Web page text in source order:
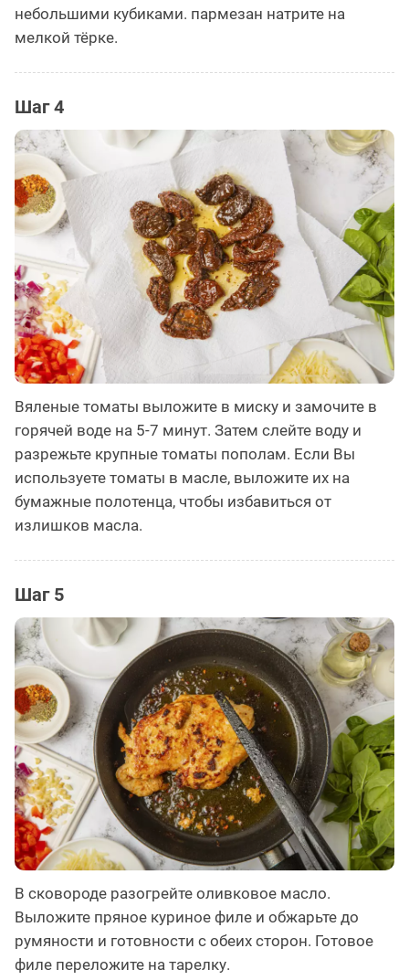
небольшими кубиками. пармезан натрите на
мелкой тёрке.
Шаг 4
Вяленые томаты выложите в миску и замочите в
горячей воде на 5-7 минут. Затем слейте воду и
разрежьте крупные томаты пополам. Если Вы
используете томаты в масле, выложите их на
бумажные полотенца, чтобы избавиться от
излишков масла.
Шаг 5
В сковороде разогрейте оливковое масло.
Выложите пряное куриное филе и обжарьте до
румяности и готовности с обеих сторон. Готовое
филе переложите на тарелку.